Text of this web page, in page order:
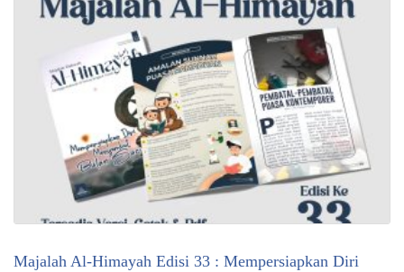
Majalah Al-Himayah Edisi 33 : Mempersiapkan Diri